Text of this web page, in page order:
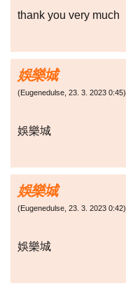
thank you very much
娛樂城
(Eugenedulse, 23. 3. 2023 0:45)
娛樂城
娛樂城
(Eugenedulse, 23. 3. 2023 0:42)
娛樂城